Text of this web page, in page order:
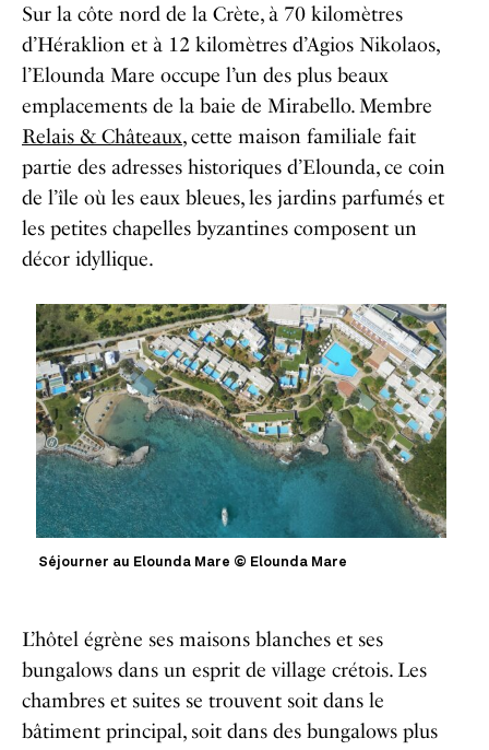
Sur la côte nord de la Crète, à 70 kilomètres
d’Héraklion et à 12 kilomètres d’Agios Nikolaos,
l’Elounda Mare occupe l’un des plus beaux
emplacements de la baie de Mirabello. Membre
Relais & Châteaux, cette maison familiale fait
partie des adresses historiques d’Elounda, ce coin
de l’île où les eaux bleues, les jardins parfumés et
les petites chapelles byzantines composent un
décor idyllique.
Séjourner au Elounda Mare © Elounda Mare
L’hôtel égrène ses maisons blanches et ses
bungalows dans un esprit de village crétois. Les
chambres et suites se trouvent soit dans le
bâtiment principal, soit dans des bungalows plus